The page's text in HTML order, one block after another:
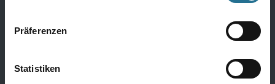
Präferenzen
Statistiken
Bodenleger Werkzeug